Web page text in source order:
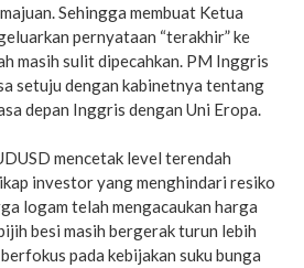
Sehingga membuat Ketua
pernyataan “terakhir” ke
masih sulit dipecahkan. PM Inggris
setuju dengan kabinetnya tentang
depan Inggris dengan Uni Eropa.
mencetak level terendah
investor yang menghindari resiko
logam telah mengacaukan harga
besi masih bergerak turun lebih
pada kebijakan suku bunga